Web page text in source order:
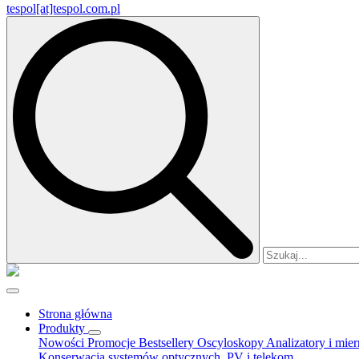
tespol[at]tespol.com.pl
Strona główna
Produkty
Nowości Promocje Bestsellery Oscyloskopy Analizatory i